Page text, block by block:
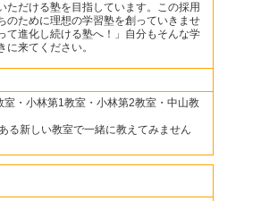
ただける塾を目指しています。この採用
のために理想の学習塾を創っていきませ
て進化し続ける塾へ！」自分もそんな学
来てください。
・小林第1教室・小林第2教室・中山教
る新しい教室で一緒に教えてみません